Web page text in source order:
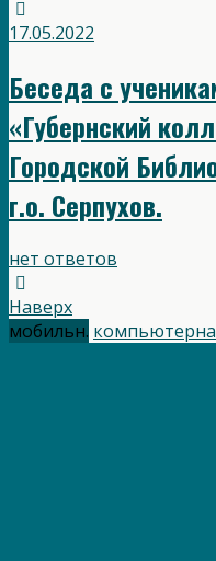
17.05.2022
Беседа с
«Губернский
Городской
г.о. Серпухов.
нет ответов
Наверх
мобильн.